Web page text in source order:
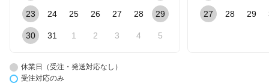
23 24 25 26 27 28 29
30 31 1 2 3 4 5
27 28 29
休業日（受注・発送対応なし）
受注対応のみ